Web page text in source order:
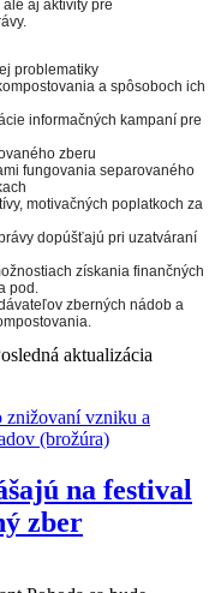
aj aktivity pre
problematiky
a spôsoboch ich
informačných kampaní pre
zberu
fungovania separovaného
motivačných poplatkoch za
dopúšťajú pri uzatváraní
získania finančných
pod.
zberných nádob a
aktualizácia
vzniku a
(brožúra)
na festival
zber